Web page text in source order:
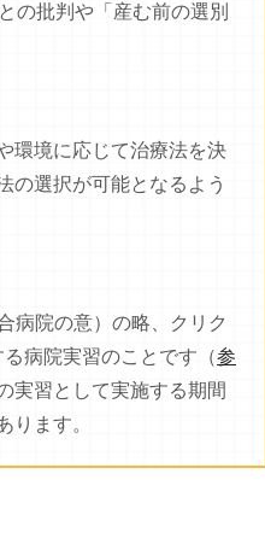
の批判や「産む前の選別
環境に応じて治療法を決
の選択が可能となるよう
病院の意）の略、クリク
病院実習のことです（参
実習として実施する期間
ります。